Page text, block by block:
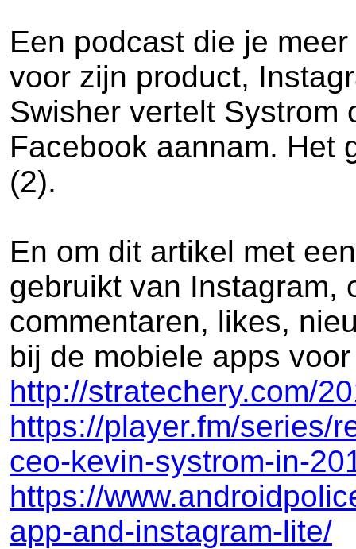
Een podcast die je
voor zijn product,
Swisher vertelt Systrom
Facebook aannam. Het
(2).
En om dit artikel met
gebruikt van Instagram,
commentaren, likes,
bij de mobiele apps
http://stratechery.com/
https://player.fm/series/
ceo-kevin-systrom-in-
https://
app-and-instagram-lite/